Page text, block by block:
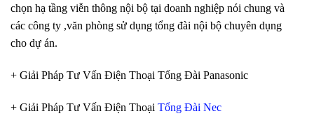
chọn hạ tầng viễn thông nội bộ tại doanh nghiệp nói chung và
các công ty ,văn phòng sử dụng tổng đài nội bộ chuyên dụng
cho dự án.
+ Giải Pháp Tư Vấn Điện Thoại Tổng Đài Panasonic
+ Giải Pháp Tư Vấn Điện Thoại Tổng Đài Nec